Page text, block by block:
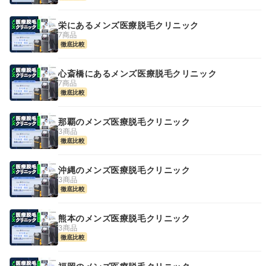
栄にあるメンズ医療脱毛クリニック
7商品
徹底比較
心斎橋にあるメンズ医療脱毛クリニック
7商品
徹底比較
那覇のメンズ医療脱毛クリニック
3商品
徹底比較
沖縄のメンズ医療脱毛クリニック
3商品
徹底比較
熊本のメンズ医療脱毛クリニック
3商品
徹底比較